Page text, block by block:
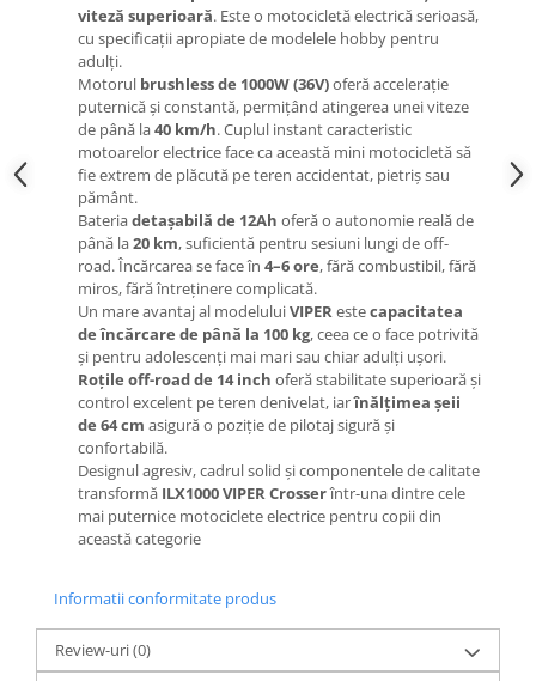
Unelte & truse
Adezivi & pastă termoconductoare
Rulouri de nichel
Tuburi termocontractabile
Șuruburi / kituri prindere
Publicitate & elemente expo
viteză superioară. Este o motocicletă electrică serioasă,
cu specificații apropiate de modelele hobby pentru
adulți.
Motorul brushless de 1000W (36V)oferă accelerație
puternică și constantă, permițând atingerea unei viteze
de până la40 km/h. Cuplul instant caracteristic
motoarelor electrice face ca această mini motocicletă să
fie extrem de plăcută pe teren accidentat, pietriș sau
pământ.
Bateriadetașabilă de 12Ah oferă o autonomie reală de
până la20 km, suficientă pentru sesiuni lungi de off-
road. Încărcarea se face în 4–6 ore, fără combustibil, fără
miros, fără întreținere complicată.
Un mare avantaj al modeluluiVIPERestecapacitatea
de încărcare de până la 100 kg, ceea ce o face potrivită
și pentru adolescenți mai mari sau chiar adulți ușori.
Roțile off-road de 14 inch oferă stabilitate superioară și
control excelent pe teren denivelat, iarînălțimea șeii
de 64 cm asigură o poziție de pilotaj sigură și
confortabilă.
Designul agresiv, cadrul solid și componentele de calitate
transformă ILX1000 VIPER Crosserîntr-una dintre cele
mai puternice motociclete electrice pentru copii din
această categorie
Informatii conformitate produs
Review-uri(0)